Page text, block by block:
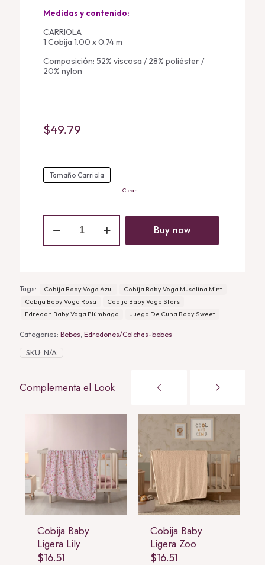
Medidas y contenido:
CARRIOLA
1 Cobija 1.00 x 0.74 m
Composición: 52% viscosa / 28% poliéster /
20% nylon
$49.79
Tamaño Carriola
Clear
Cobija
Azul
Buy now
Tags: Cobija Baby Voga Azul
Cobija Baby Voga Muselina Mint
Cobija Baby Voga Rosa
Cobija Baby Voga Stars
Edredon Baby Voga Plúmbago
Juego De Cuna Baby Sweet
Categories: Bebes Edredones/Colchas-bebes
SKU: N/A
Complementa el Look
Cobija Baby
Ligera Lily
$16.51
Cobija Baby
Ligera Zoo
$16.51